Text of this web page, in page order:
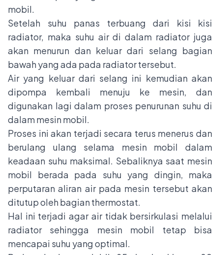
mobil.
Setelah suhu panas terbuang dari kisi kisi
radiator, maka suhu air di dalam radiator juga
akan menurun dan keluar dari selang bagian
bawah yang ada pada radiator tersebut.
Air yang keluar dari selang ini kemudian akan
dipompa kembali menuju ke mesin, dan
digunakan lagi dalam proses penurunan suhu di
dalam mesin mobil.
Proses ini akan terjadi secara terus menerus dan
berulang ulang selama mesin mobil dalam
keadaan suhu maksimal. Sebaliknya saat mesin
mobil berada pada suhu yang dingin, maka
perputaran aliran air pada mesin tersebut akan
ditutup oleh bagian thermostat.
Hal ini terjadi agar air tidak bersirkulasi melalui
radiator sehingga mesin mobil tetap bisa
mencapai suhu yang optimal.